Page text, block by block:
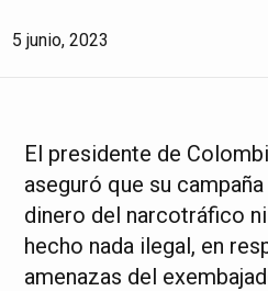
5 junio, 2023
El presidente de
aseguró que su
dinero del narcotráfico
hecho nada ilegal, en
amenazas del